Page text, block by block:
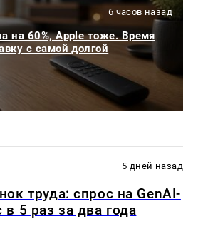
6 часов назад
на 60%, Apple тоже. Время
с самой долгой
5 дней назад
труда: спрос на GenAI-
5 раз за два года